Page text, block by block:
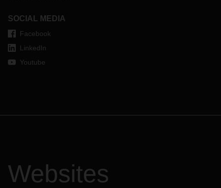
SOCIAL MEDIA
Facebook
LinkedIn
Youtube
Websites